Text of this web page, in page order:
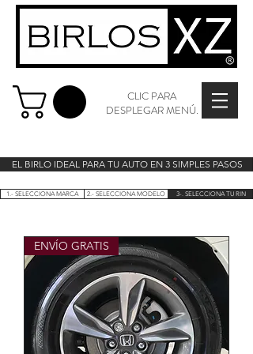
CLIC PARA
DESPLEGAR MENÚ.
EL BIRLO IDEAL PARA TU AUTO EN 3 SIMPLES PASOS
1.- SELECCIONA MARCA 2.- SELECCIONA MODELO 3-. SELECCIONA TU RIN
ENVÍO GRATIS